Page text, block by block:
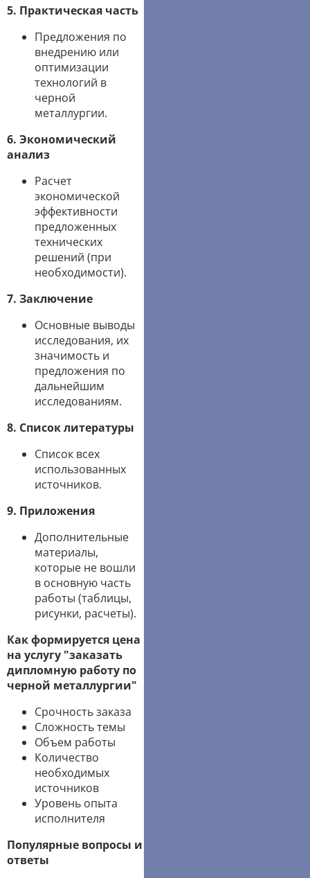
5. Практическая часть
Предложения по
внедрению или
оптимизации
технологий в
черной
металлургии.
6. Экономический
анализ
Расчет
экономической
эффективности
предложенных
технических
решений (при
необходимости).
7. Заключение
Основные выводы
исследования, их
значимость и
предложения по
дальнейшим
исследованиям.
8. Список литературы
Список всех
использованных
источников.
9. Приложения
Дополнительные
материалы,
которые не вошли
в основную часть
работы (таблицы,
рисунки, расчеты).
Как формируется цена
на услугу "заказать
дипломную работу по
черной металлургии"
Срочность заказа
Сложность темы
Объем работы
Количество
необходимых
источников
Уровень опыта
исполнителя
Популярные вопросы и
ответы